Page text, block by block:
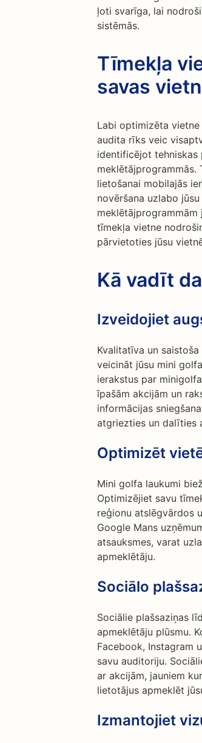
ļoti svarīga, lai
sistēmās.
Tīmekļa
savas
Labi optimizēta
audita rīks veic
identificējot tehniskas
meklētājprogrammās.
lietošanai mobilajās
novēršana uzlabo
meklētājprogrammām
tīmekļa vietne
pārvietoties jūsu
Kā vadīt
Izveidojiet
Kvalitatīva un
veicināt jūsu mini
ierakstus par
īpašām akcijām un
informācijas
atgriezties un dalīties
Optimizēt
Mini golfa laukumi
Optimizējiet savu
reģionu atslēgvārdos
Google Mans
atsauksmes, varat
apmeklētāju.
Sociālo
Sociālie plašsaziņas
apmeklētāju plūsmu.
Facebook, Instagram
savu auditoriju.
ar akcijām, jauniem
lietotājus apmeklēt
Izmantojiet